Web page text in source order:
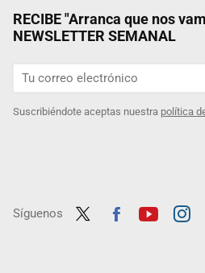
RECIBE "Arranca que nos
NEWSLETTER SEMANAL
Suscribiéndote aceptas nuestra política
Síguenos